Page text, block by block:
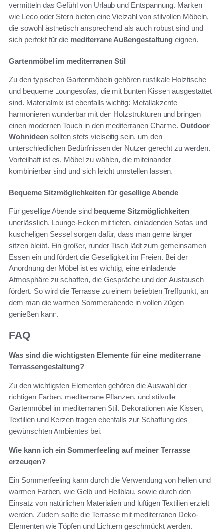
vermitteln das Gefühl von Urlaub und Entspannung. Marken
wie Leco oder Stern bieten eine Vielzahl von stilvollen Möbeln,
die sowohl ästhetisch ansprechend als auch robust sind und
sich perfekt für die mediterrane Außengestaltung eignen.
Gartenmöbel im mediterranen Stil
Zu den typischen Gartenmöbeln gehören rustikale Holztische
und bequeme Loungesofas, die mit bunten Kissen ausgestattet
sind. Materialmix ist ebenfalls wichtig: Metallakzente
harmonieren wunderbar mit den Holzstrukturen und bringen
einen modernen Touch in den mediterranen Charme. Outdoor
Wohnideen sollten stets vielseitig sein, um den
unterschiedlichen Bedürfnissen der Nutzer gerecht zu werden.
Vorteilhaft ist es, Möbel zu wählen, die miteinander
kombinierbar sind und sich leicht umstellen lassen.
Bequeme Sitzmöglichkeiten für gesellige Abende
Für gesellige Abende sind bequeme Sitzmöglichkeiten
unerlässlich. Lounge-Ecken mit tiefen, einladenden Sofas und
kuscheligen Sessel sorgen dafür, dass man gerne länger
sitzen bleibt. Ein großer, runder Tisch lädt zum gemeinsamen
Essen ein und fördert die Geselligkeit im Freien. Bei der
Anordnung der Möbel ist es wichtig, eine einladende
Atmosphäre zu schaffen, die Gespräche und den Austausch
fördert. So wird die Terrasse zu einem beliebten Treffpunkt, an
dem man die warmen Sommerabende in vollen Zügen
genießen kann.
FAQ
Was sind die wichtigsten Elemente für eine mediterrane
Terrassengestaltung?
Zu den wichtigsten Elementen gehören die Auswahl der
richtigen Farben, mediterrane Pflanzen, und stilvolle
Gartenmöbel im mediterranen Stil. Dekorationen wie Kissen,
Textilien und Kerzen tragen ebenfalls zur Schaffung des
gewünschten Ambientes bei.
Wie kann ich ein Sommerfeeling auf meiner Terrasse
erzeugen?
Ein Sommerfeeling kann durch die Verwendung von hellen und
warmen Farben, wie Gelb und Hellblau, sowie durch den
Einsatz von natürlichen Materialien und luftigen Textilien erzielt
werden. Zudem sollte die Terrasse mit mediterranen Deko-
Elementen wie Töpfen und Lichtern geschmückt werden.